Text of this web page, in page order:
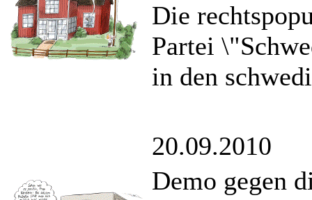
Die
Partei
in den
20.09.2010
Demo gegen